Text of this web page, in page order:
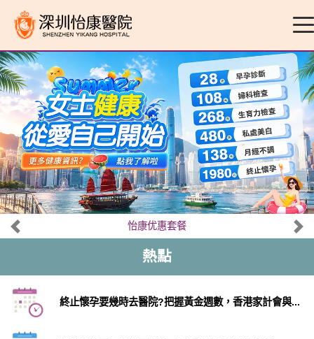
怡康优惠套餐
熱點
終止懷孕要幾時去醫院?把握黃金週數，香港家計會與...